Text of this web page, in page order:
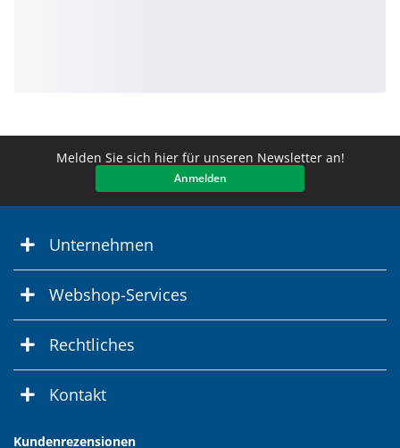
Melden Sie sich hier für unseren Newsletter an!
Anmelden
Unternehmen
Webshop-Services
Rechtliches
Kontakt
Kundenrezensionen